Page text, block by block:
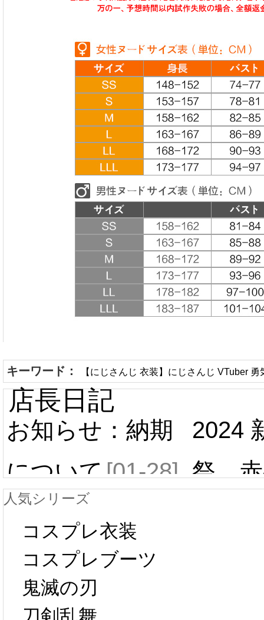
キーワード： 【にじさんじ 衣装】にじさんじ VTuber
店長日記
お知らせ：納期
について[01-28]
中国旧正月の影
響で2024年2月5
日から工場生産
2024
祭 赤
人気シリーズ
コスプレ衣装
コスプレブーツ
鬼滅の刃